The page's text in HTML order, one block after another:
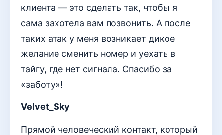
клиента — это сделать так, чтобы я
сама захотела вам позвонить. А после
таких атак у меня возникает дикое
желание сменить номер и уехать в
тайгу, где нет сигнала. Спасибо за
«заботу»!
Velvet_Sky
Прямой человеческий контакт, который